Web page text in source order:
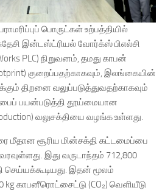
பொருட்கள் உற்பத்தியில்
இன்டஸ்ட்ரியல் வோர்க்ஸ் பிஎல்சி
PLC) நிறுவனம், தமது காபன்
குறைப்பதற்காகவும், இலங்கையின்
திறனை வலுப்படுத்துவதற்காகவும்
பயன்படுத்தி தூய்மையான
வலுசக்தியை வழங்க உள்ளது.
மீதான சூரிய மின்சக்தி கட்டமைப்பை
இது வருடாந்தம் 712,800
செய்யக்கூடியது. இதன் மூலம்
kg காபனீரொட்சைட்டு (CO₂) வெளியீடு